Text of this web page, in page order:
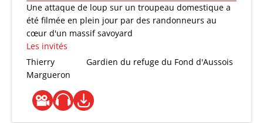
Une attaque de loup sur un troupeau domestique a
été filmée en plein jour par des randonneurs au
cœur d'un massif savoyard
Les invités
Thierry
Margueron
Gardien du refuge du Fond d'Aussois